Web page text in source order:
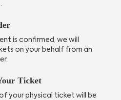
is confirmed, we will
on your behalf from an
Ticket
your physical ticket will be